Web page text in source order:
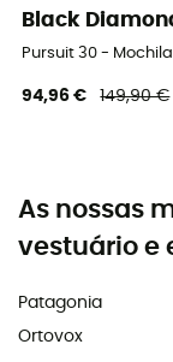
Black
Pursuit 30 -
94,96 € 149,90 €
As nossas
vestuário e
Patagonia
Ortovox